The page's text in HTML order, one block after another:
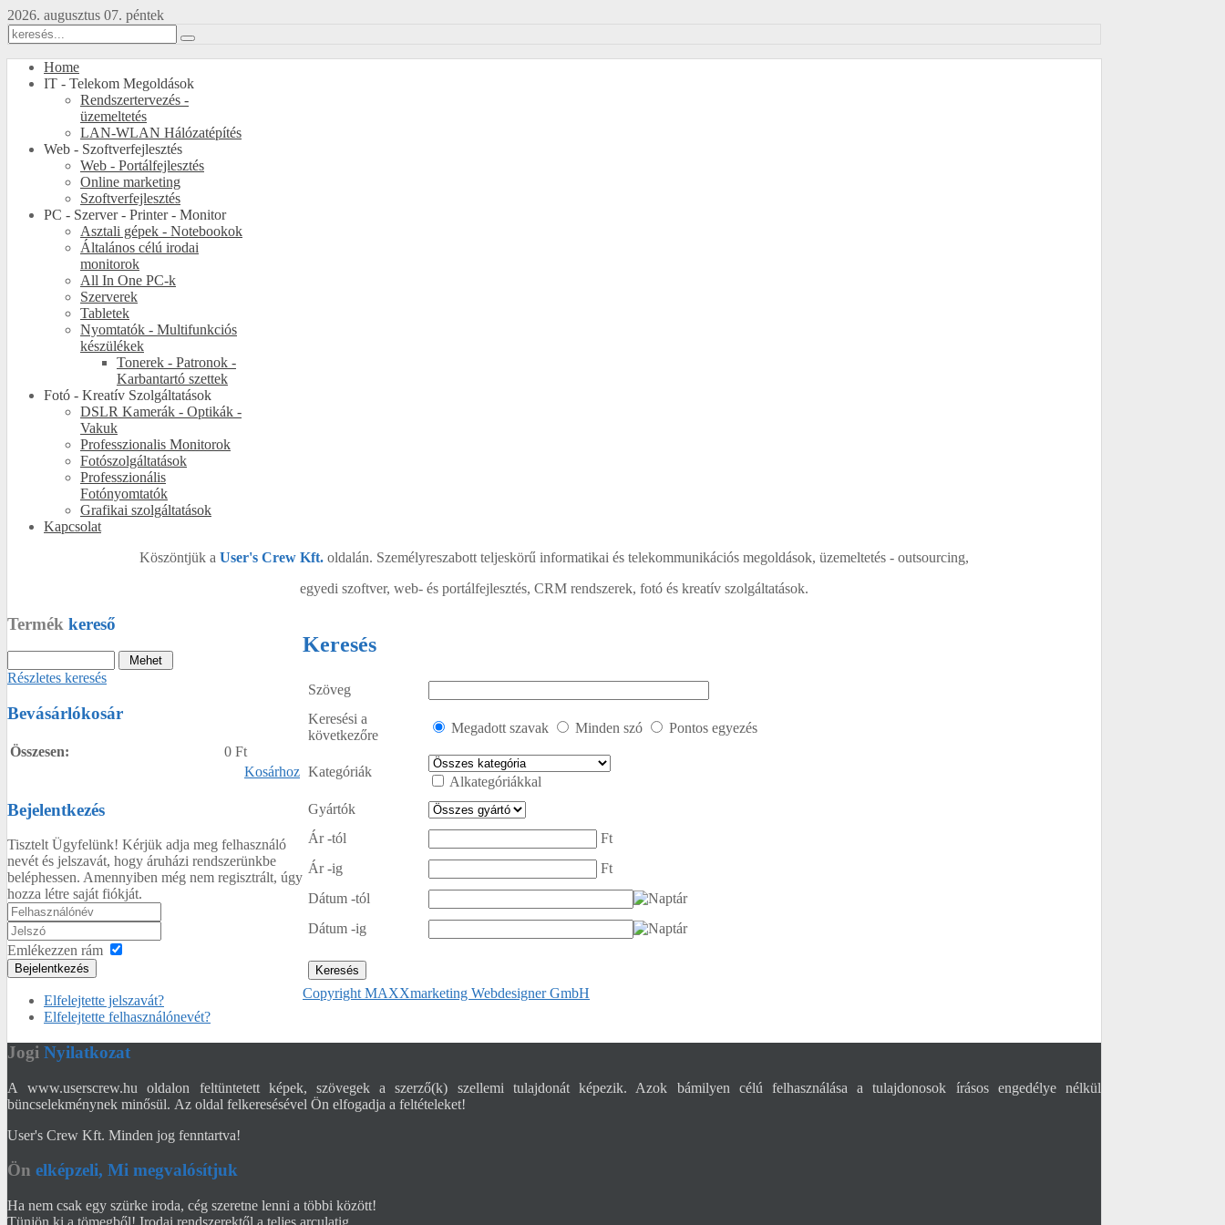
2026. augusztus 07. péntek
Home
IT - Telekom Megoldások
Rendszertervezés -
üzemeltetés
LAN-WLAN Hálózatépítés
Web - Szoftverfejlesztés
Web - Portálfejlesztés
Online marketing
Szoftverfejlesztés
PC - Szerver - Printer - Monitor
Asztali gépek - Notebookok
Általános célú irodai
monitorok
All In One PC-k
Szerverek
Tabletek
Nyomtatók - Multifunkciós
készülékek
Tonerek - Patronok -
Karbantartó szettek
Fotó - Kreatív Szolgáltatások
DSLR Kamerák - Optikák -
Vakuk
Professzionalis Monitorok
Fotószolgáltatások
Professzionális
Fotónyomtatók
Grafikai szolgáltatások
Kapcsolat
Köszöntjük a User's Crew Kft. oldalán. Személyreszabott teljeskörű informatikai és telekommunikációs megoldások, üzemeltetés - outsourcing,
egyedi szoftver, web- és portálfejlesztés, CRM rendszerek, fotó és kreatív szolgáltatások.
Keresés
Szöveg
Keresési a
következőre
Megadott szavak Minden szó Pontos egyezés
Kategóriák
Alkategóriákkal
Gyártók
Ár -tól
Ft
Ár -ig
Ft
Dátum -tól
Dátum -ig
Copyright MAXXmarketing Webdesigner GmbH
Termék kereső
Részletes keresés
Bevásárlókosár
Összesen:
0 Ft
Kosárhoz
Bejelentkezés
Tisztelt Ügyfelünk! Kérjük adja meg felhasználó
nevét és jelszavát, hogy áruházi rendszerünkbe
beléphessen. Amennyiben még nem regisztrált, úgy
hozza létre saját fiókját.
Emlékezzen rám
Bejelentkezés
Elfelejtette jelszavát?
Elfelejtette felhasználónevét?
Jogi Nyilatkozat
A www.userscrew.hu oldalon feltüntetett képek, szövegek a szerző(k) szellemi tulajdonát képezik. Azok bámilyen célú felhasználása a tulajdonosok írásos engedélye nélkül
büncselekménynek minősül. Az oldal felkeresésével Ön elfogadja a feltételeket!
User's Crew Kft. Minden jog fenntartva!
Ön elképzeli, Mi megvalósítjuk
Ha nem csak egy szürke iroda, cég szeretne lenni a többi között!